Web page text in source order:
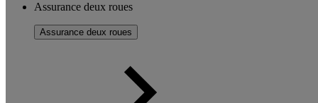
Assurance deux roues
Assurance deux roues